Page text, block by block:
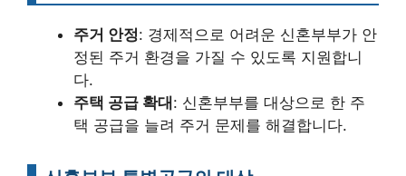
주거 안정: 경제적으로 어려운 신혼부부가 안
정된 주거 환경을 가질 수 있도록 지원합니
다.
주택 공급 확대: 신혼부부를 대상으로 한 주
택 공급을 늘려 주거 문제를 해결합니다.